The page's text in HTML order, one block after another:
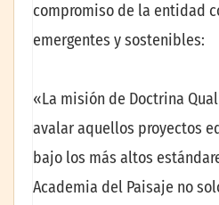
compromiso de la entidad
emergentes y sostenibles:
«La misión de Doctrina
avalar aquellos proyectos
bajo los más altos
Academia del Paisaje no